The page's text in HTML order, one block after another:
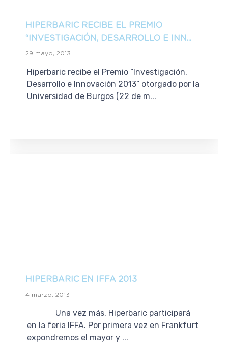
HIPERBARIC RECIBE EL PREMIO
“INVESTIGACIÓN, DESARROLLO E INN...
29 mayo, 2013
Hiperbaric recibe el Premio “Investigación,
Desarrollo e Innovación 2013” otorgado por la
Universidad de Burgos (22 de m...
HIPERBARIC EN IFFA 2013
4 marzo, 2013
Una vez más, Hiperbaric participará
en la feria IFFA. Por primera vez en Frankfurt
expondremos el mayor y ...